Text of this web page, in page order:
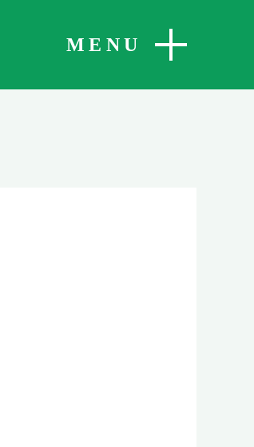
MENU
SLUITEN